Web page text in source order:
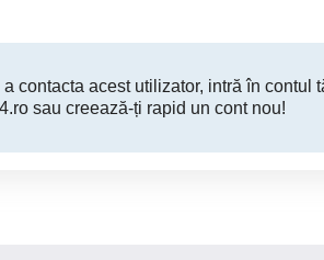
a contacta acest utilizator, intră în contul
sau creează-ți rapid un cont nou!